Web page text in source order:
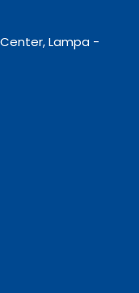
Center, Lampa -